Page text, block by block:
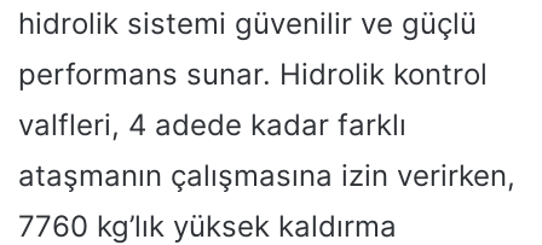
hidrolik sistemi güvenilir ve güçlü
performans sunar. Hidrolik kontrol
valfleri, 4 adede kadar farklı
ataşmanın çalışmasına izin verirken,
7760 kg’lık yüksek kaldırma